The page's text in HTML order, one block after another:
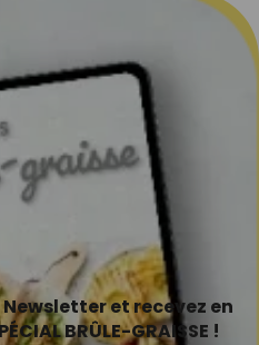
et recevez en
BRÛLE-GRAISSE !